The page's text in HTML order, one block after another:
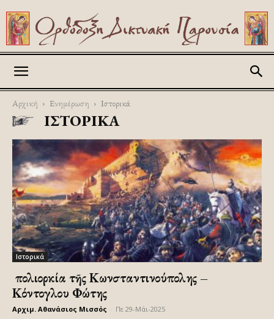
Αρχική Ενημέρωση Ιστορικά
ΙΣΤΟΡΙΚΆ
Ιστορικά
Ἡ πολιορκία τῆς Κωνσταντινούπολης –
Κόντογλου Φώτης
Αρχιμ. Αθανάσιος Μισσός Πε 29-Μάι-2025